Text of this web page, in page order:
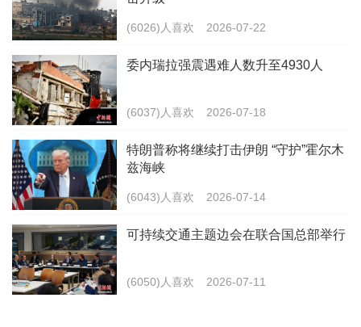
(6026)人喜欢 2026-07-22
委内瑞拉强震遇难人数升至4930人
(6037)人喜欢 2026-07-18
特朗普称将继续打击伊朗 “守护”霍尔木
兹海峡
(6043)人喜欢 2026-07-14
可持续交通主题边会在联合国总部举行
(6050)人喜欢 2026-07-11